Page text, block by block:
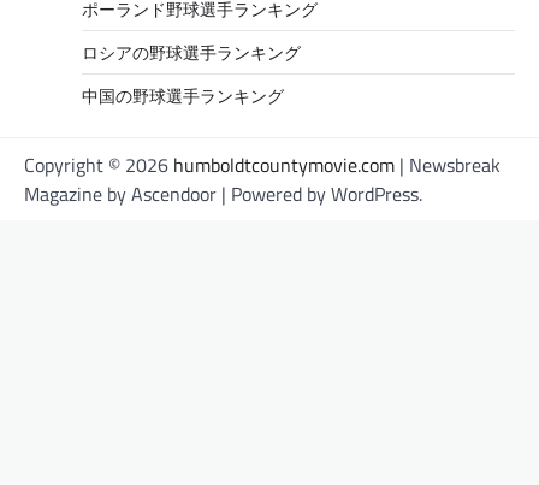
ポーランド野球選手ランキング
ロシアの野球選手ランキング
中国の野球選手ランキング
Copyright © 2026 humboldtcountymovie.com | Newsbreak
Magazine byAscendoor | Powered byWordPress.